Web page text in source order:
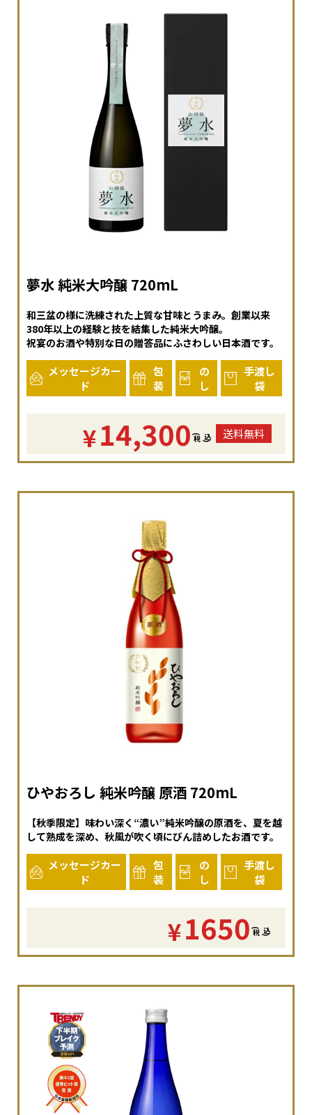
夢水 純米大吟醸 720mL
和三盆の様に洗練された上質な甘味とうまみ。創業以来
380年以上の経験と技を結集した純米大吟醸。
祝宴のお酒や特別な日の贈答品にふさわしい日本酒です。
メッセージカー
ド
包
装
の
し
手渡し
袋
¥14,300 (
税
込 ) 送料無料
ひやおろし 純米吟醸 原酒 720mL
【秋季限定】味わい深く“濃い”純米吟醸の原酒を、夏を越
して熟成を深め、秋風が吹く頃にびん詰めしたお酒です。
メッセージカー
ド
包
装
の
し
手渡し
袋
¥1650 (
税
込 )